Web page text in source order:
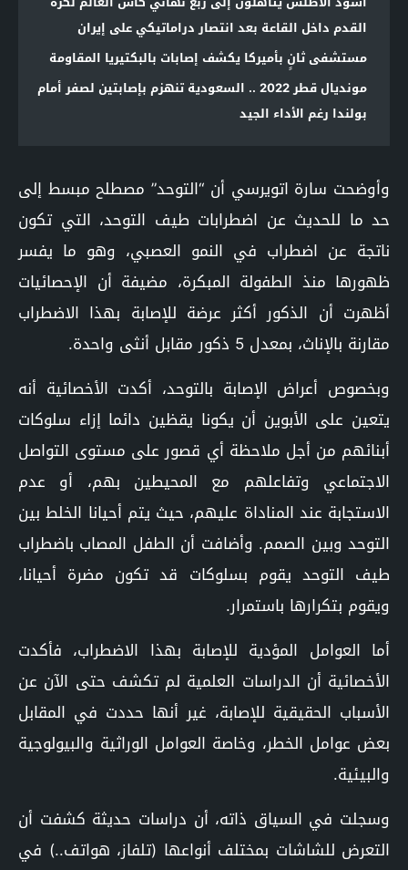
القدم داخل القاعة بعد انتصار دراماتيكي على إيران
مستشفى ثانٍ بأميركا يكشف إصابات بالبكتيريا المقاومة
مونديال قطر 2022 .. السعودية تنهزم بإصابتين لصفر أمام
بولندا رغم الأداء الجيد
وأوضحت سارة اتويرسي أن “التوحد” مصطلح مبسط إلى
حد ما للحديث عن اضطرابات طيف التوحد، التي تكون
ناتجة عن اضطراب في النمو العصبي، وهو ما يفسر
ظهورها منذ الطفولة المبكرة، مضيفة أن الإحصائيات
أظهرت أن الذكور أكثر عرضة للإصابة بهذا الاضطراب
مقارنة بالإناث، بمعدل 5 ذكور مقابل أنثى واحدة.
وبخصوص أعراض الإصابة بالتوحد، أكدت الأخصائية أنه
يتعين على الأبوين أن يكونا يقظين دائما إزاء سلوكات
أبنائهم من أجل ملاحظة أي قصور على مستوى التواصل
الاجتماعي وتفاعلهم مع المحيطين بهم، أو عدم
الاستجابة عند المناداة عليهم، حيث يتم أحيانا الخلط بين
التوحد وبين الصمم. وأضافت أن الطفل المصاب باضطراب
طيف التوحد يقوم بسلوكات قد تكون مضرة أحيانا،
ويقوم بتكرارها باستمرار.
أما العوامل المؤدية للإصابة بهذا الاضطراب، فأكدت
الأخصائية أن الدراسات العلمية لم تكشف حتى الآن عن
الأسباب الحقيقية للإصابة، غير أنها حددت في المقابل
بعض عوامل الخطر، وخاصة العوامل الوراثية والبيولوجية
والبيئية.
وسجلت في السياق ذاته، أن دراسات حديثة كشفت أن
التعرض للشاشات بمختلف أنواعها (تلفاز، هواتف..) في